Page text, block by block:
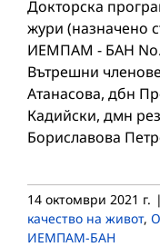
Докторска
жури (назначено
ИЕМПАМ - БАН No.
Вътрешни
Атанасова, дбн
Кадийски, дмн
Бориславова
14 октомври 2021 г. |
качество на живот,
ИЕМПАМ-БАН